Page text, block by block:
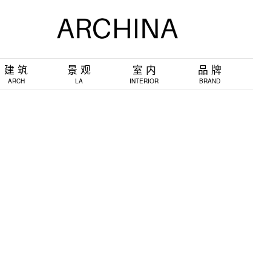
建 筑
ARCH
景 观
LA
室 内
INTERIOR
品 牌
BRAND